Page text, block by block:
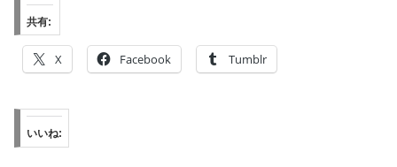
共有:
X Facebook Tumblr
いいね: